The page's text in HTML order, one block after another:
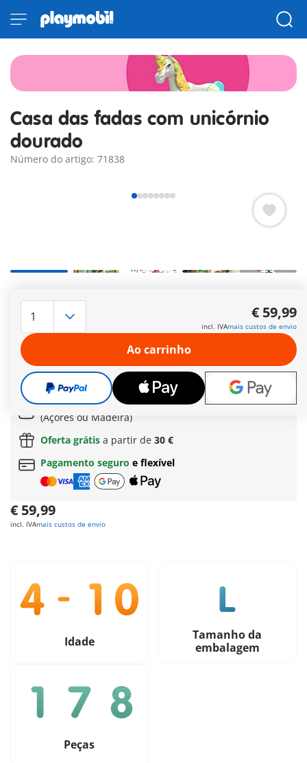
Casa das fadas com unicórnio
dourado
Número do artigo: 71838
+3
Hoje, o casal de fadas é visitado pelo unicórnio dourado na
sua encantadora casinha. As duas fadas cuidam do seu novo
hóspede lá fora no estábulo aberto, juntamente com os seus
pequenos ajudantes, os joylings. Depois de um dia agitado, o
unicórnio dourado descansa e as fadas aconchegam-se nas
suas camas confortáveis.
Mais informações
Envio grátisa partir de60 €| a partir de150 €
(Açores ou Madeira)
Oferta grátis a partir de 30 €
Pagamento seguro e flexível
€ 59,99
incl. IVAmais custos de envio
€ 59,99
incl. IVAmais custos de envio
Ao carrinho
Idade
Tamanho da
embalagem
Peças